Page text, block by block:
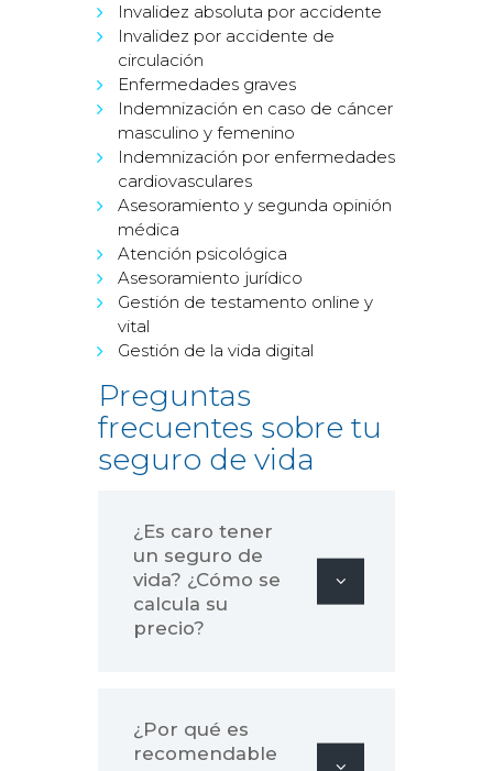
Invalidez absoluta por accidente
Invalidez por accidente de
circulación
Enfermedades graves
Indemnización en caso de cáncer
masculino y femenino
Indemnización por enfermedades
cardiovasculares
Asesoramiento y segunda opinión
médica
Atención psicológica
Asesoramiento jurídico
Gestión de testamento online y
vital
Gestión de la vida digital
Preguntas
frecuentes sobre tu
seguro de vida
¿Es caro tener
un seguro de
vida? ¿Cómo se
calcula su
precio?
¿Por qué es
recomendable